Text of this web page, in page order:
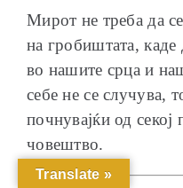
Мирот не треба да
на гробиштата, каде
во нашите срца и
себе не се случува,
почнувајќи од
човештво.
Translate »